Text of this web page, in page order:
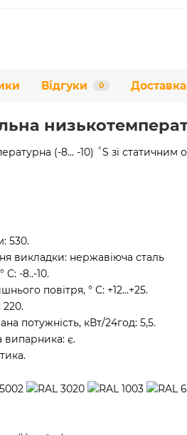
Відгуки 0 Доставка
(-8... -10) ˚S зі
530.
викладки: нержавіюча сталь
С: -8..-10.
повітря, ° С: +12…+25.
потужність, кВт/24год: 5,5.
випарника: є.